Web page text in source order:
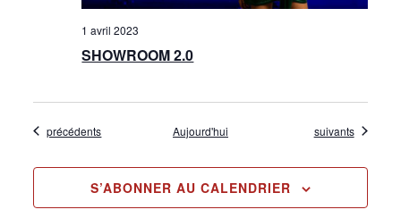
1 avril 2023
SHOWROOM 2.0
Évènements
précédents Aujourd'hui Évènements
suivants
S’ABONNER AU CALENDRIER